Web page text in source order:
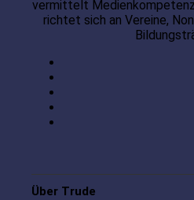
vermittelt
richtet sich an Vereine,
Über Trude